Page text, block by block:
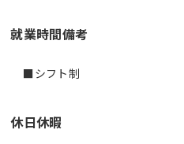
就業時間備考
休日休暇